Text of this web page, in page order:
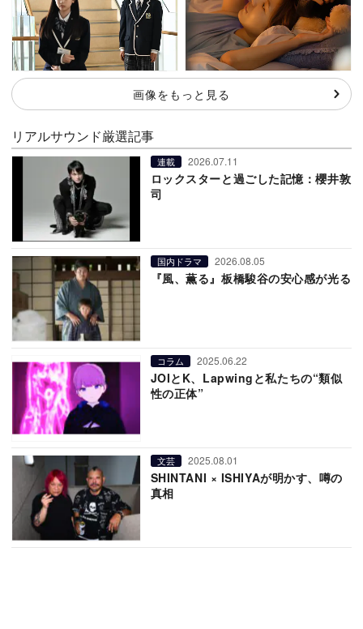
画像をもっと見る
リアルサウンド厳選記事
連載 2026.07.11
ロックスターと過ごした記憶：櫻井敦
司
国内ドラマ 2026.08.05
『風、薫る』板橋駿谷の安心感が光る
コラム 2025.06.22
JOIとK、Lapwingと私たちの“類似
性の正体”
文芸 2025.08.01
SHINTANI × ISHIYAが明かす、噂の
真相